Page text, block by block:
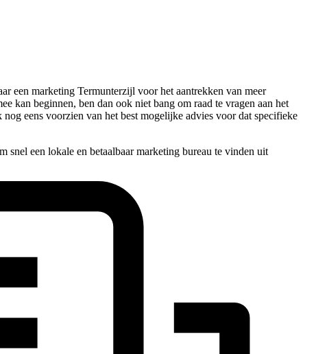
een marketing Termunterzijl voor het aantrekken van meer
kan beginnen, ben dan ook niet bang om raad te vragen aan het
eens voorzien van het best mogelijke advies voor dat specifieke
snel een lokale en betaalbaar marketing bureau te vinden uit